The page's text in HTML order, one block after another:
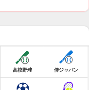
高校野球 侍ジャパン